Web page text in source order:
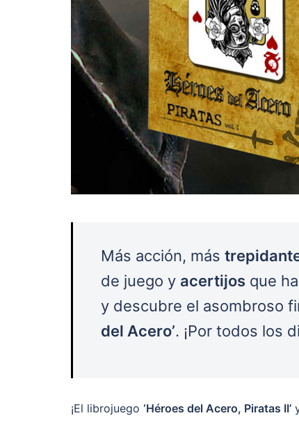
Más acción, más
de juego y acertijos que
y descubre el asombroso
del Acero’. ¡Por todos los
¡El librojuego ‘Héroes del Acero, Piratas II’